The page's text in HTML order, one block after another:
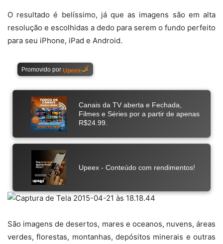
O resultado é belíssimo, já que as imagens são em alta
resolução e escolhidas a dedo para serem o fundo perfeito
para seu iPhone, iPad e Android.
São imagens de desertos, mares e oceanos, nuvens, áreas
verdes, florestas, montanhas, depósitos minerais e outras